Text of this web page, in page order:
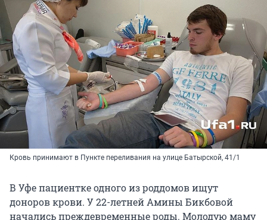
Кровь принимают в Пункте переливания на улице Батырской, 41/1
В Уфе пациентке одного из роддомов ищут
доноров крови. У 22-летней Амины Бикбовой
начались преждевременные роды. Молодую маму